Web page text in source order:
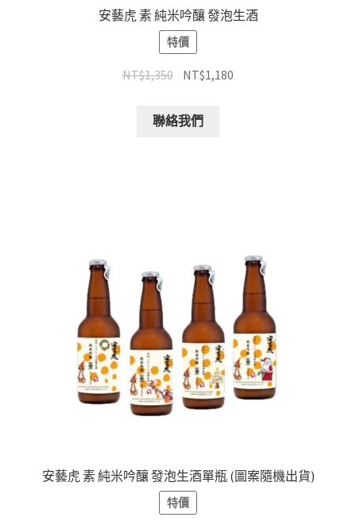
安藝虎 素 純米吟釀 發泡生酒
特價
NT$1,350 NT$1,180
聯絡我們
安藝虎 素 純米吟釀 發泡生酒單瓶 (圖案隨機出貨)
特價